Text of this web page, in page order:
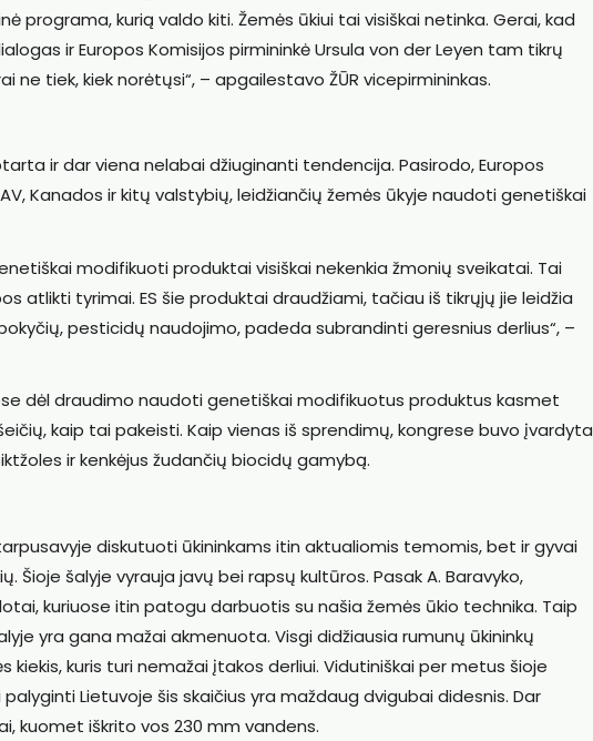
programa, kurią valdo kiti. Žemės ūkiui tai visiškai netinka. Gerai, kad
ir Europos Komisijos pirmininkė Ursula von der Leyen tam tikrų
tiek, kiek norėtųsi“, – apgailestavo ŽŪR vicepirmininkas.
ir dar viena nelabai džiuginanti tendencija. Pasirodo, Europos
Kanados ir kitų valstybių, leidžiančių žemės ūkyje naudoti genetiškai
modifikuoti produktai visiškai nekenkia žmonių sveikatai. Tai
atlikti tyrimai. ES šie produktai draudžiami, tačiau iš tikrųjų jie leidžia
pesticidų naudojimo, padeda subrandinti geresnius derlius“, –
dėl draudimo naudoti genetiškai modifikuotus produktus kasmet
kaip tai pakeisti. Kaip vienas iš sprendimų, kongrese buvo įvardyta
ir kenkėjus žudančių biocidų gamybą.
diskutuoti ūkininkams itin aktualiomis temomis, bet ir gyvai
Šioje šalyje vyrauja javų bei rapsų kultūros. Pasak A. Baravyko,
kuriuose itin patogu darbuotis su našia žemės ūkio technika. Taip
yra gana mažai akmenuota. Visgi didžiausia rumunų ūkininkų
kuris turi nemažai įtakos derliui. Vidutiniškai per metus šioje
Lietuvoje šis skaičius yra maždaug dvigubai didesnis. Dar
kuomet iškrito vos 230 mm vandens.